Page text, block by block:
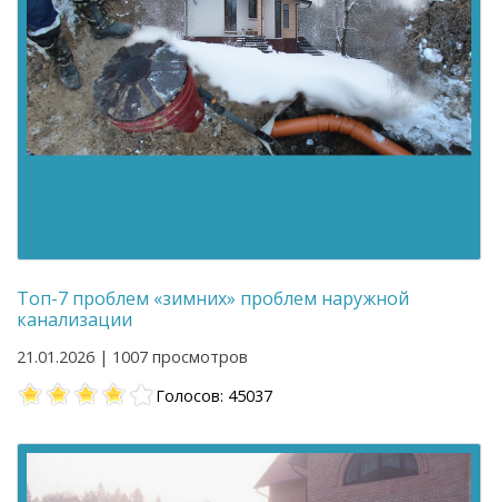
Топ-7 проблем «зимних» проблем наружной
канализации
21.01.2026 | 1007 просмотров
Голосов: 45037